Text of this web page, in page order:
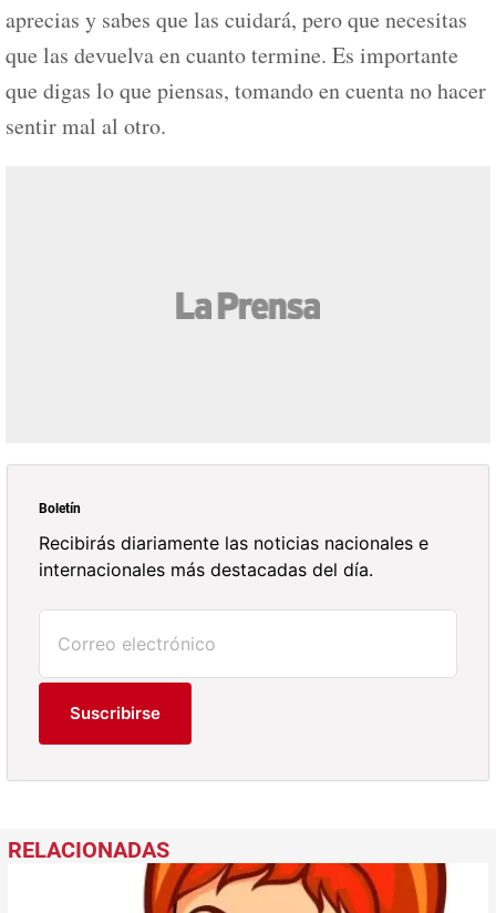
aprecias y sabes que las cuidará, pero que necesitas
que las devuelva en cuanto termine. Es importante
que digas lo que piensas, tomando en cuenta no hacer
sentir mal al otro.
Boletín
Recibirás diariamente las noticias nacionales e
internacionales más destacadas del día.
Suscribirse